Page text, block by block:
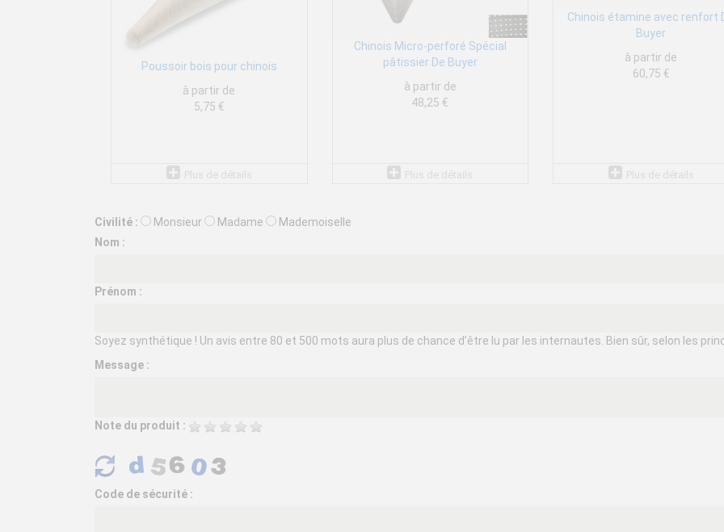
Poussoir bois pour chinois
à partir de
5,75 €
Plus de détails
Chinois Micro-perforé Spécial
pâtissier De Buyer
à partir de
48,25 €
Plus de détails
Chinois étamine avec renfort
Buyer
à partir de
60,75 €
Plus de détails
Civilité : Monsieur Madame
Mademoiselle
Nom :
Prénom :
Soyez synthétique ! Un avis entre 80 et 500 mots aura plus de chance d’être lu par les internautes. Bien sûr, selon les
Message :
Note du produit :
Code de sécurité :